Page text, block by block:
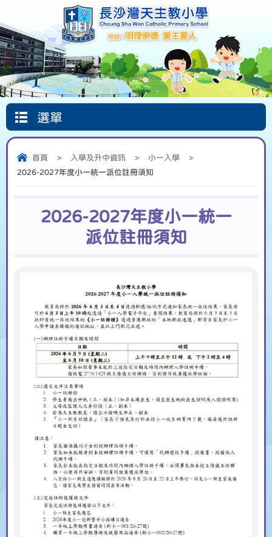
首頁
Classroom
選單
首頁 > 入學及升中資訊 > 小一入學
>
2026-2027年度小一統一派位註冊須知
2026-2027年度小一統一
派位註冊須知